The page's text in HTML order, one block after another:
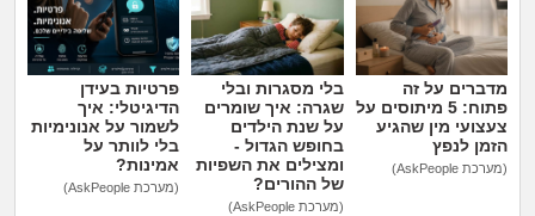
פיננסי וכלכלה
בין הסדינים
חיות מחמד
מדברים על זה
פתוח: 5 מיתוסים על
צעצועי מין שהגיע
הזמן לנפץ
(מערכת AskPeople)
בלי מסגרות ובלי
שגרה: איך שומרים
על שנת הילדים
בחופש הגדול -
ומצילים את השפיות
של ההורים?
(מערכת AskPeople)
פרטיות בעידן
הדיגיטלי: איך
לשמור על אנונימיות
בלי לוותר על
אמינות?
(מערכת AskPeople)